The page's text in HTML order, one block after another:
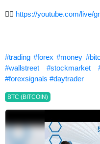
👉🏻 https://youtube.com/live/
#trading #forex #money
#wallstreet
#stockmarket
#forexsignals #daytrader
BTC (BITCOIN)